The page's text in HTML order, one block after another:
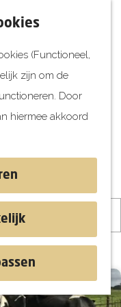
(Functioneel,
zijn om de
Door
hiermee akkoord
F
o
t
e
n
K
e